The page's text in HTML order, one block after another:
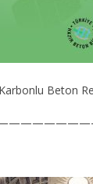
Beton